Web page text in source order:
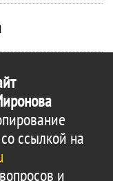
ссылкой на
и